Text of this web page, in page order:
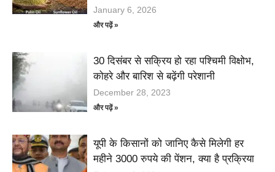
January 6, 2026
और पढ़ें »
30 दिसंबर से सक्रिय हो रहा पश्चिमी विक्षोभ,
कोहरे और बारिश से बढ़ेंगी परेशानी
December 28, 2023
और पढ़ें »
यूपी के किसानों को जानिए कैसे मिलेगी हर
महीने 3000 रुपये की पेंशन, क्या है प्रक्रिया